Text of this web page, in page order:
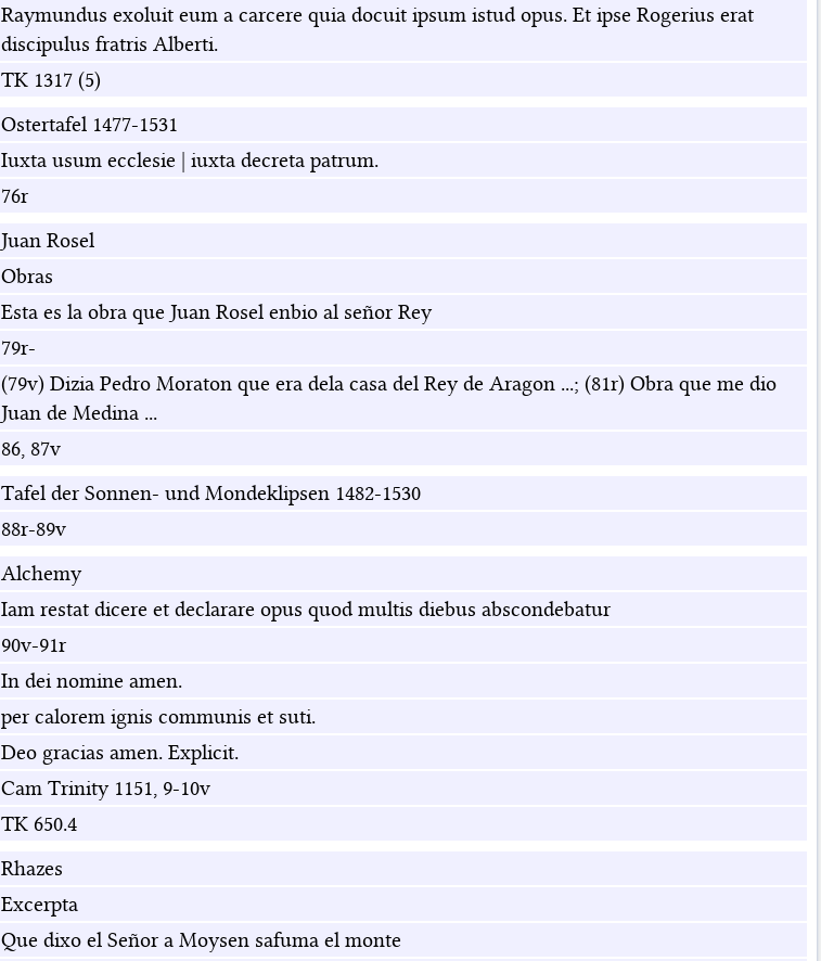
Raymundus exoluit eum a carcere quia docuit ipsum istud opus. Et ipse Rogerius erat
discipulus fratris Alberti.
TK 1317 (5)
Ostertafel 1477-1531
Iuxta usum ecclesie | iuxta decreta patrum.
76r
Juan Rosel
Obras
Esta es la obra que Juan Rosel enbio al señor Rey
79r-
(79v) Dizia Pedro Moraton que era dela casa del Rey de Aragon ...; (81r) Obra que me dio
Juan de Medina ...
86, 87v
Tafel der Sonnen- und Mondeklipsen 1482-1530
88r-89v
Alchemy
Iam restat dicere et declarare opus quod multis diebus abscondebatur
90v-91r
In dei nomine amen.
per calorem ignis communis et suti.
Deo gracias amen. Explicit.
Cam Trinity 1151, 9-10v
TK 650.4
Rhazes
Excerpta
Que dixo el Señor a Moysen safuma el monte